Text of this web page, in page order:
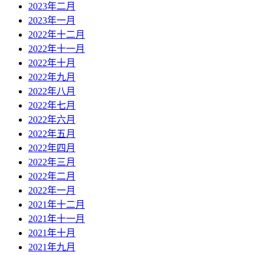
2023年二月
2023年一月
2022年十二月
2022年十一月
2022年十月
2022年九月
2022年八月
2022年七月
2022年六月
2022年五月
2022年四月
2022年三月
2022年二月
2022年一月
2021年十二月
2021年十一月
2021年十月
2021年九月